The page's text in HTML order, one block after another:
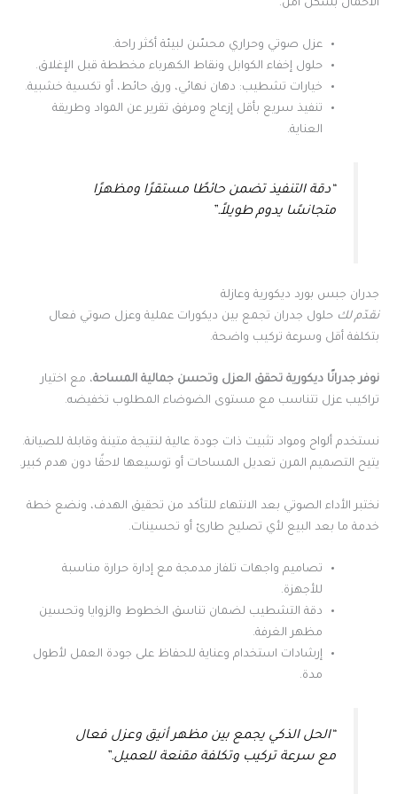
الأحمال بشكل آمن.
عزل صوتي وحراري محسّن لبيئة أكثر راحة.
حلول إخفاء الكوابل ونقاط الكهرباء مخططة قبل الإغلاق.
خيارات تشطيب: دهان نهائي، ورق حائط، أو تكسية خشبية.
تنفيذ سريع بأقل إزعاج ومرفق تقرير عن المواد وطريقة
العناية.
“دقة التنفيذ تضمن حائطًا مستقرًا ومظهرًا
متجانسًا يدوم طويلاً.”
جدران جبس بورد ديكورية وعازلة
نقدّم لك حلول جدران تجمع بين ديكورات عملية وعزل صوتي فعال
بتكلفة أقل وسرعة تركيب واضحة.
نوفر جدرانًا ديكورية تحقق العزل وتحسن جمالية المساحة، مع اختيار
تراكيب عزل تتناسب مع مستوى الضوضاء المطلوب تخفيضه.
نستخدم ألواح ومواد تثبيت ذات جودة عالية لنتيجة متينة وقابلة للصيانة.
يتيح التصميم المرن تعديل المساحات أو توسيعها لاحقًا دون هدم كبير.
نختبر الأداء الصوتي بعد الانتهاء للتأكد من تحقيق الهدف، ونضع خطة
خدمة ما بعد البيع لأي تصليح طارئ أو تحسينات.
تصاميم واجهات تلفاز مدمجة مع إدارة حرارة مناسبة
للأجهزة.
دقة التشطيب لضمان تناسق الخطوط والزوايا وتحسين
مظهر الغرفة.
إرشادات استخدام وعناية للحفاظ على جودة العمل لأطول
مدة.
“الحل الذكي يجمع بين مظهر أنيق وعزل فعال
مع سرعة تركيب وتكلفة مقنعة للعميل.”